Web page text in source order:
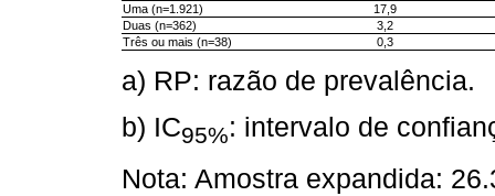
Uma (n=1.921)
17,9
Duas (n=362)
3,2
Três ou mais (n=38)
0,3
a) RP: razão de prevalência.
b) IC95%: intervalo de
Nota: Amostra expandida: